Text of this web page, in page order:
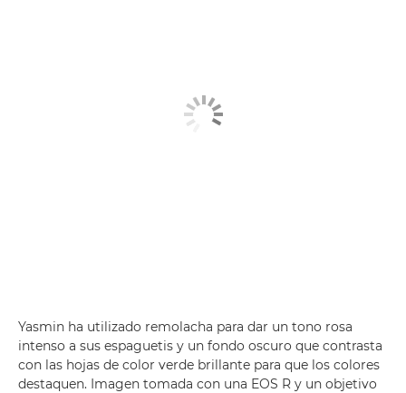
Yasmin ha utilizado remolacha para dar un tono rosa
intenso a sus espaguetis y un fondo oscuro que contrasta
con las hojas de color verde brillante para que los colores
destaquen. Imagen tomada con una EOS R y un objetivo